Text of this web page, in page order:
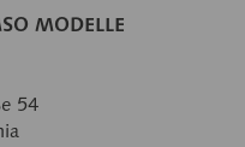
MODELLE
54